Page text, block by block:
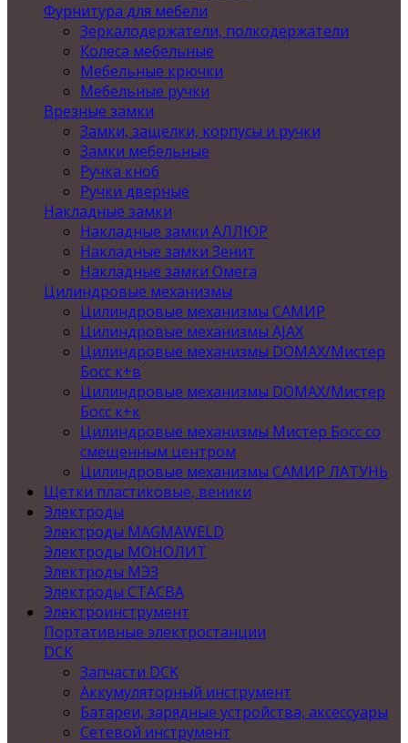
Фурнитура для мебели
Зеркалодержатели, полкодержатели
Колеса мебельные
Мебельные крючки
Мебельные ручки
Врезные замки
Замки, защелки, корпусы и ручки
Замки мебельные
Ручка кноб
Ручки дверные
Накладные замки
Накладные замки АЛЛЮР
Накладные замки Зенит
Накладные замки Омега
Цилиндровые механизмы
Цилиндровые механизмы САМИР
Цилиндровые механизмы AJAX
Цилиндровые механизмы DOMAX/Мистер
Босс к+в
Цилиндровые механизмы DOMAX/Мистер
Босс к+к
Цилиндровые механизмы Мистер Босс со
смещенным центром
Цилиндровые механизмы САМИР ЛАТУНЬ
Щетки пластиковые, веники
Электроды
Электроды MAGMAWELD
Электроды МОНОЛИТ
Электроды МЭЗ
Электроды СТАСВА
Электроинструмент
Портативные электростанции
DCK
Запчасти DCK
Аккумуляторный инструмент
Батареи, зарядные устройства, аксессуары
Сетевой инструмент